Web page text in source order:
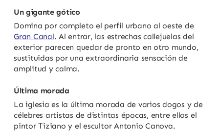
Un gigante gótico
Domina por completo el perfil urbano al oeste de
Gran Canal. Al entrar, las estrechas callejuelas del
exterior parecen quedar de pronto en otro mundo,
sustituidas por una extraordinaria sensación de
amplitud y calma.
Última morada
La iglesia es la última morada de varios dogos y de
célebres artistas de distintas épocas, entre ellos el
pintor Tiziano y el escultor Antonio Canova.